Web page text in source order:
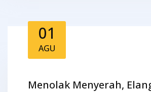
01
AGU
Menolak Menyerah,